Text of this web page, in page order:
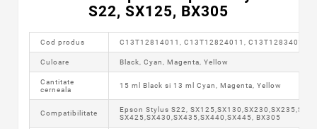
S22, SX125, BX305
Cod produs C13T12814011, C13T12824011, C13T12834011,
Culoare Black, Cyan, Magenta, Yellow
Cantitate
cerneala
15 ml Black si 13 ml Cyan, Magenta, Yellow
Compatibilitate
Epson Stylus S22,
SX425,SX430,SX435,SX440,SX445, BX305